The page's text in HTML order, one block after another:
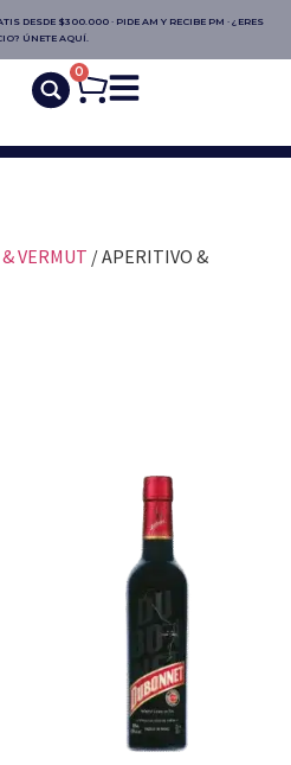
DESDE $300.000 · PIDE AM Y RECIBE PM · ¿ERES
ÚNETE AQUÍ.
0
VERMUT / APERITIVO &